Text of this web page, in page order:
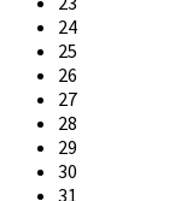
24
25
26
27
28
29
30
31